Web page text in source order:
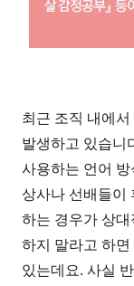
최근 조직 내에서
발생하고 있습니
사용하는 언어
상사나 선배들이
하는 경우가 상
하지 말라고 하면
있는데요. 사실